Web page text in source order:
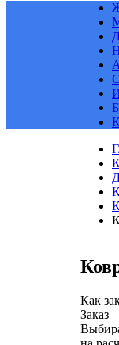
Как
Заказ